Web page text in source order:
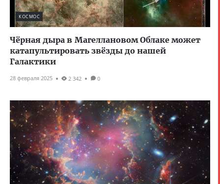
КОСМОС
Чёрная дыра в Магеллановом Облаке может
катапультировать звёзды до нашей
Галактики
28 февраля 2025 2 342 0